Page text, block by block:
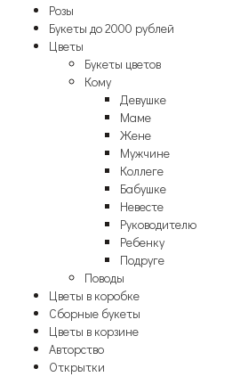
Розы
Букеты до 2000 рублей
Цветы
Букеты цветов
Кому
Девушке
Маме
Жене
Мужчине
Коллеге
Бабушке
Невесте
Руководителю
Ребенку
Подруге
Поводы
Цветы в коробке
Сборные букеты
Цветы в корзине
Авторство
Открытки